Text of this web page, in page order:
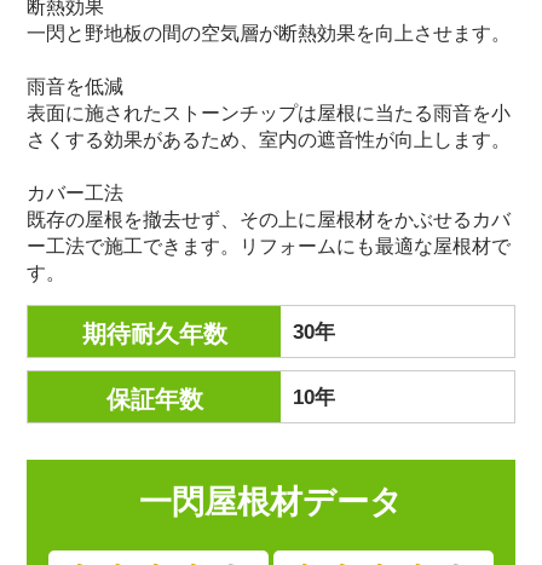
断熱効果
一閃と野地板の間の空気層が断熱効果を向上させます。
雨音を低減
表面に施されたストーンチップは屋根に当たる雨音を小
さくする効果があるため、室内の遮音性が向上します。
カバー工法
既存の屋根を撤去せず、その上に屋根材をかぶせるカバ
ー工法で施工できます。リフォームにも最適な屋根材で
す。
期待耐久年数 30年
保証年数 10年
一閃屋根材データ